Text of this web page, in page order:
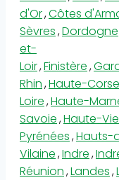
d'Or,Côtes
Sèvres,Dordogne
et-
Loir,Finistère,
Rhin,Haute-Corse
Loire,Haute-
Savoie,Haute-
Pyrénées,Hauts-
Vilaine,Indre,
Réunion,Landes,